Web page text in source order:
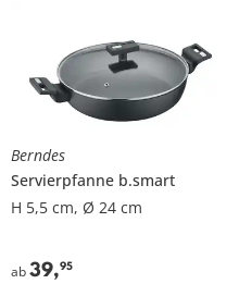
Berndes
Servierpfanne b.smart
H 5,5 cm, Ø 24 cm
ab39,95